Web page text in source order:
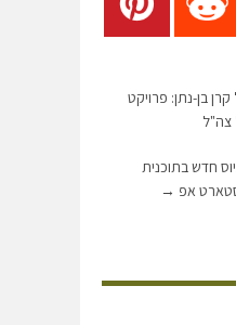
בן-נתן: פרויקט
צה"ל
חדש בתוכנית
סטארט אפ →